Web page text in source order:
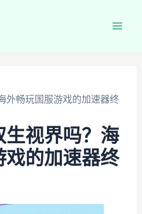
外畅玩国服游戏的加速器终
生视界吗？海
戏的加速器终